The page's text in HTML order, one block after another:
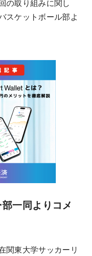
の取り組みに関し
スケットボール部よ
一同よりコメ
関東大学サッカーリ